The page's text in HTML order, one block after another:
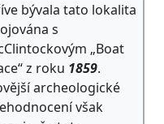
bývala tato lokalita
s
„Boat
z roku 1859.
archeologické
však